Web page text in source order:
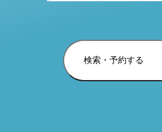
検索・予約する